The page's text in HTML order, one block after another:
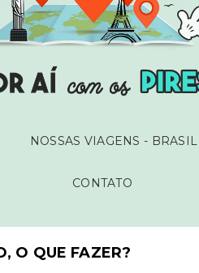
NOSSAS VIAGENS - BRASIL
CONTATO
O QUE FAZER?